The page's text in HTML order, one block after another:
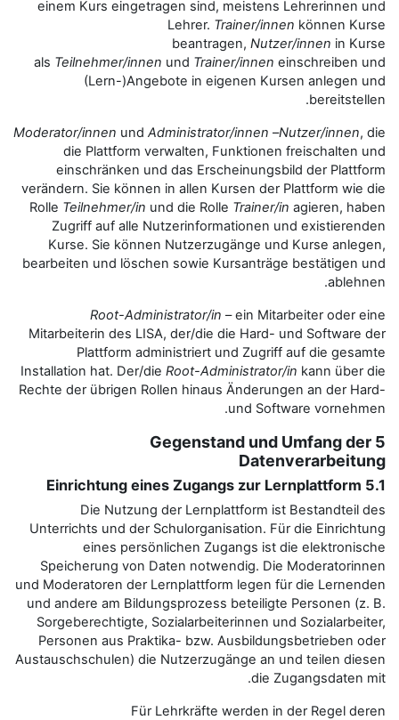
einem Kurs eingetragen sind,
Lehrer.
alsTeilnehmer/innenund
(Lern-)Angebote in
Moderator/innenund
die Plattform verwalten,
einschränken und das
verändern. Sie können in allen
Rolle Teilnehmer/inund die Rolle
Zugriff auf alle
Kurse. Sie können
bearbeiten und löschen sowie
Root-Administrator/in
Mitarbeiterin des LISA, der/die
Plattform administriert
Installation hat. Der/die Root-
Rechte der übrigen Rollen hinaus
5
Die Nutzung der
Unterrichts und der
eines persönlichen
Speicherung von Daten
und Moderatoren der
und andere am Bildungsprozess
Sorgeberechtigte,
Personen aus Praktika- bzw.
Austauschschulen) die
Für Lehrkräfte